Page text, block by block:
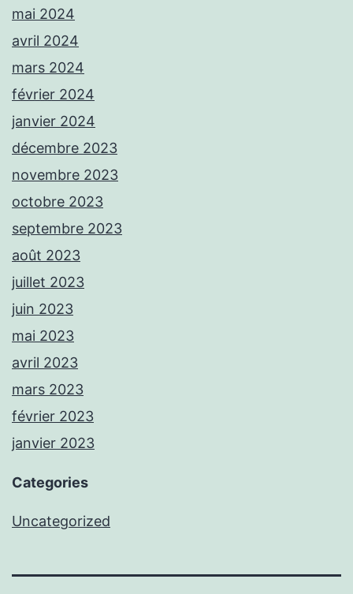
mai 2024
avril 2024
mars 2024
février 2024
janvier 2024
décembre 2023
novembre 2023
octobre 2023
septembre 2023
août 2023
juillet 2023
juin 2023
mai 2023
avril 2023
mars 2023
février 2023
janvier 2023
Categories
Uncategorized